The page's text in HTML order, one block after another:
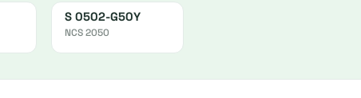
S 0502-G50Y
NCS 2050